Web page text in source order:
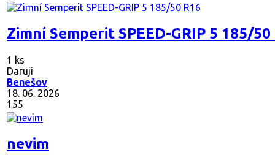
Zimní Semperit SPEED-GRIP 5 185/50
1 ks
Daruji
Benešov
18. 06. 2026
155
nevim